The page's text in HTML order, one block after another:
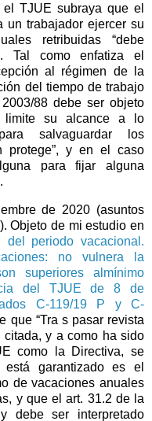
TJUE subraya que el
un trabajador ejercer su
retribuidas “debe
Tal como enfatiza el
al régimen de la
del tiempo de trabajo
88 debe ser objeto
limite su alcance a lo
salvaguardar los
protege”, y en el caso
para fijar alguna
de 2020 (asuntos
Objeto de mi estudio en
periodo vacacional.
no vulnera la
superiores almínimo
del TJUE de 8 de
C-119/19 P y C-
que “Tra s pasar revista
citada, y a como ha sido
como la Directiva, se
garantizado es el
de vacaciones anuales
y que el art. 31.2 de la
debe ser interpretado